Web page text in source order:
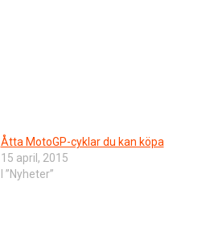
Åtta MotoGP-cyklar du kan köpa
15 april, 2015
I ”Nyheter”